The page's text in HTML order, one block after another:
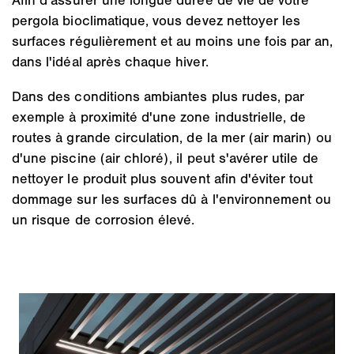
pergola bioclimatique, vous devez nettoyer les
surfaces régulièrement et au moins une fois par an,
dans l'idéal après chaque hiver.
Dans des conditions ambiantes plus rudes, par
exemple à proximité d'une zone industrielle, de
routes à grande circulation, de la mer (air marin) ou
d'une piscine (air chloré), il peut s'avérer utile de
nettoyer le produit plus souvent afin d'éviter tout
dommage sur les surfaces dû à l'environnement ou
un risque de corrosion élevé.